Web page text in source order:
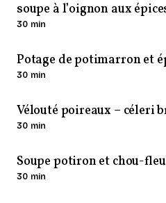
soupe à l’oignon aux
30 min
Potage de potimarron et
30 min
Vélouté poireaux – céleri
30 min
Soupe potiron et chou-
30 min